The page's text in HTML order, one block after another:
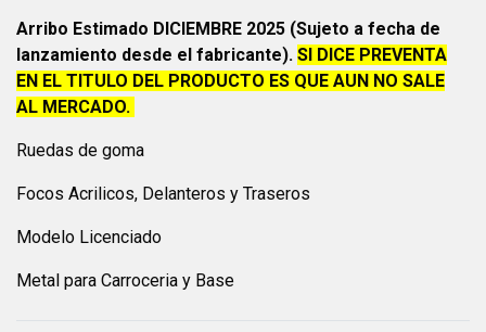
Arribo Estimado DICIEMBRE 2025 (Sujeto a fecha de
lanzamiento desde el fabricante). SI DICE PREVENTA
EN EL TITULO DEL PRODUCTO ES QUE AUN NO SALE
AL MERCADO.
Ruedas de goma
Focos Acrilicos, Delanteros y Traseros
Modelo Licenciado
Metal para Carroceria y Base